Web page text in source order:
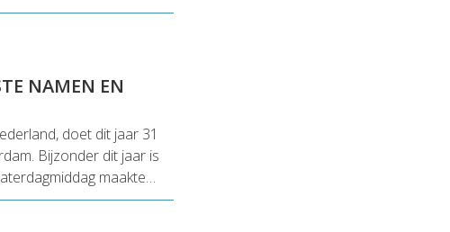
NAMEN EN
doet dit jaar 31
Bijzonder dit jaar is
maakte…